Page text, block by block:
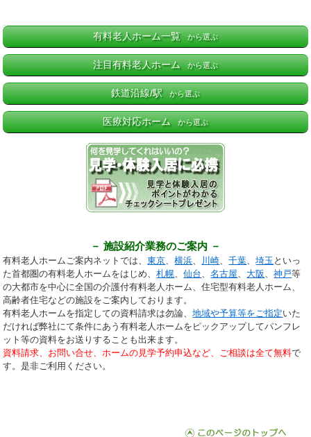
有料老人ホーム一覧 から選ぶ
注目有料老人ホーム から選ぶ
鉄道沿線/駅 から選ぶ
医療対応ホーム から選ぶ
－ 施設紹介業務のご案内 －
有料老人ホームご案内ネットでは、東京、横浜、 川崎、千葉、埼玉 といっ
た首都圏の有料老人ホームをはじめ、札幌、仙台、名古屋、 大阪、神戸等
の大都市を中心に全国の介護付有料老人ホーム、住宅型有料老人ホーム、
高齢者住宅などの施設をご案内しております。
有料老人ホームを指定しての資料請求は勿論、地域や予算等をご指定いた
だければ弊社にて条件にあう有料老人ホームをピックアップしてパンフレ
ット等の資料をお送りすることも出来ます。
資料請求、お問い合せ、ホームの見学予約申込など、ご相談は全て無料で
す。是非ご利用ください。